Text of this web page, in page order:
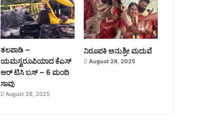
ತಲಪಾಡಿ –
ಯಮಸ್ವರೂಪಿಯಾದ ಕೆಎಸ್
ಆರ್ ಟಿಸಿ ಬಸ್ – 6 ಮಂದಿ
ಸಾವು
August 28, 2025
ನಿರೂಪಕಿ ಅನುಶ್ರೀ ಮದುವೆ
August 28, 2025